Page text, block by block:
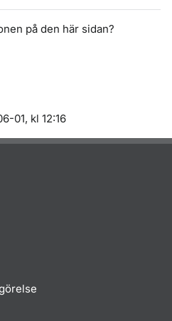
på den här sidan?
01, kl 12:16